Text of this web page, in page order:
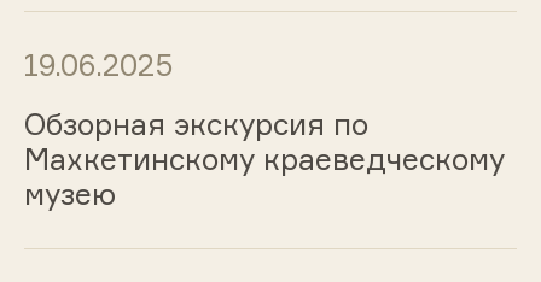
19.06.2025
Обзорная экскурсия по
Махкетинскому краеведческому
музею